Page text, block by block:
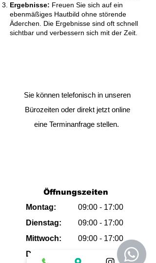
Ergebnisse: Freuen Sie sich auf ein
ebenmäßiges Hautbild ohne störende
Äderchen. Die Ergebnisse sind oft schnell
sichtbar und verbessern sich mit der Zeit.
Sie können telefonisch in unseren
Bürozeiten oder direkt jetzt online
eine Terminanfrage stellen.
Öffnungszeiten
Montag:
Dienstag:
Mittwoch:
Donnerstag:
09:00 - 17:00
09:00 - 17:00
09:00 - 17:00
- 17:00